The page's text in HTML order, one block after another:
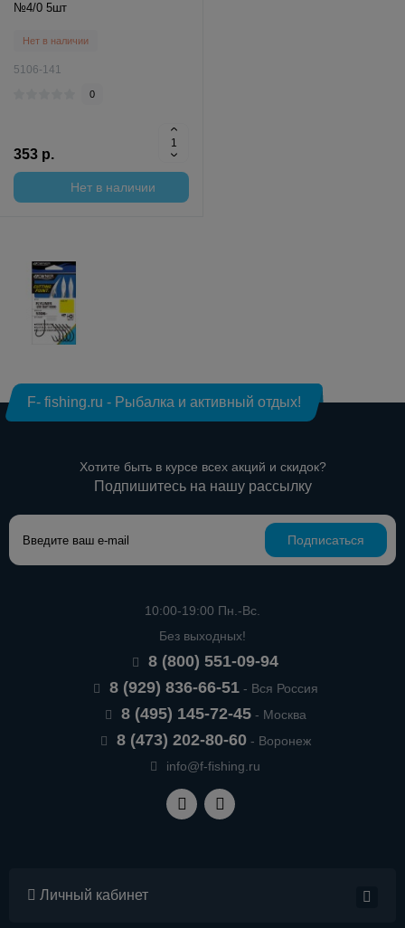
№4/0 5шт
Нет в наличии
5106-141
0
353 р.
Нет в наличии
F- fishing.ru - Рыбалка и активный отдых!
Хотите быть в курсе всех акций и скидок?
Подпишитесь на нашу рассылку
Подписаться
10:00-19:00 Пн.-Вс.
Без выходных!
8 (800) 551-09-94
8 (929) 836-66-51- Вся Россия
8 (495) 145-72-45- Москва
8 (473) 202-80-60- Воронеж
info@f-fishing.ru
Личный кабинет